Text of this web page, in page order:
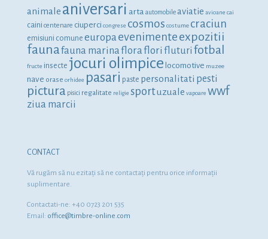
animale aniversari arta automobile aviatie avioane cai
caini centenare ciuperci congrese cosmos costume craciun
emisiuni comune europaevenimenteexpozitii
faunafauna marinafloraflori fluturi fotbal
fructe insecte jocuri olimpice locomotive muzee
nave orase orhidee pasari paste personalitati pesti
pictura pisici regalitate religie sportuzuale vapoare wwf
ziua marcii
CONTACT
Vă rugăm să nu ezitaţi să ne contactaţi pentru orice informaţii
suplimentare.
Contactati-ne: +40 0723 201 535
Email: office@timbre-online.com